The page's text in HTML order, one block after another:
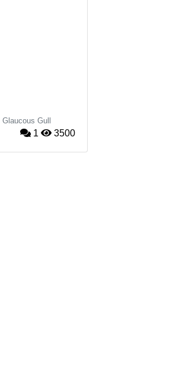
Glaucous Gull
1 3500